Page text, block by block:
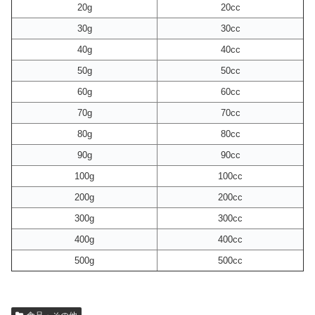
20g
20cc
30g
30cc
40g
40cc
50g
50cc
60g
60cc
70g
70cc
80g
80cc
90g
90cc
100g
100cc
200g
200cc
300g
300cc
400g
400cc
500g
500cc